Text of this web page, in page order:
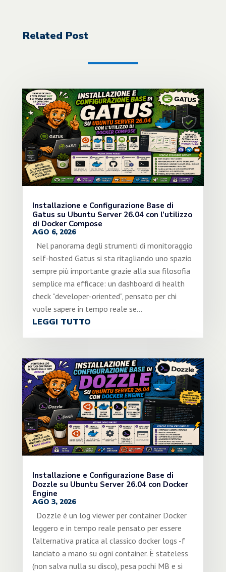
Related Post
Installazione e Configurazione Base di
Gatus su Ubuntu Server 26.04 con l’utilizzo
di Docker Compose
AGO 6, 2026
Nel panorama degli strumenti di monitoraggio
self-hosted Gatus si sta ritagliando uno spazio
sempre più importante grazie alla sua filosofia
semplice ma efficace: un dashboard di health
check "developer-oriented", pensato per chi
vuole sapere in tempo reale se...
LEGGI TUTTO
Installazione e Configurazione Base di
Dozzle su Ubuntu Server 26.04 con Docker
Engine
AGO 3, 2026
Dozzle è un log viewer per container Docker
leggero e in tempo reale pensato per essere
l'alternativa pratica al classico docker logs -f
lanciato a mano su ogni container. È stateless
(non salva nulla su disco), pesa pochi MB e si